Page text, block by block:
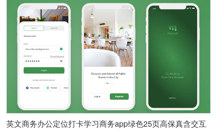
英文商务办公定位打卡学习商务app绿色25页高保真含交互